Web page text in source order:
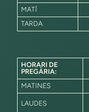
MATÍ
TARDA
HORARI DE
PREGÀRIA:
MATINES
LAUDES